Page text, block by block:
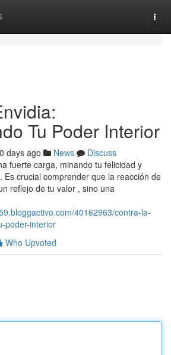
Tu Poder Interior
days ago News
Discuss
fuerte carga, minando tu felicidad y
Es crucial comprender que la reacción de
reflejo de tu valor , sino una
40162963/contra-la-
poder-interior
Who Upvoted